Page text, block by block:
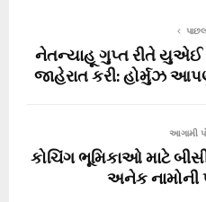
નેતન્યાહૂ ગુપ્ત રીતે યુએઈ
જાહેરાત કરી:
આગામી
કોચિંગ ભૂમિકાઓ માટે
અનેક નામોની